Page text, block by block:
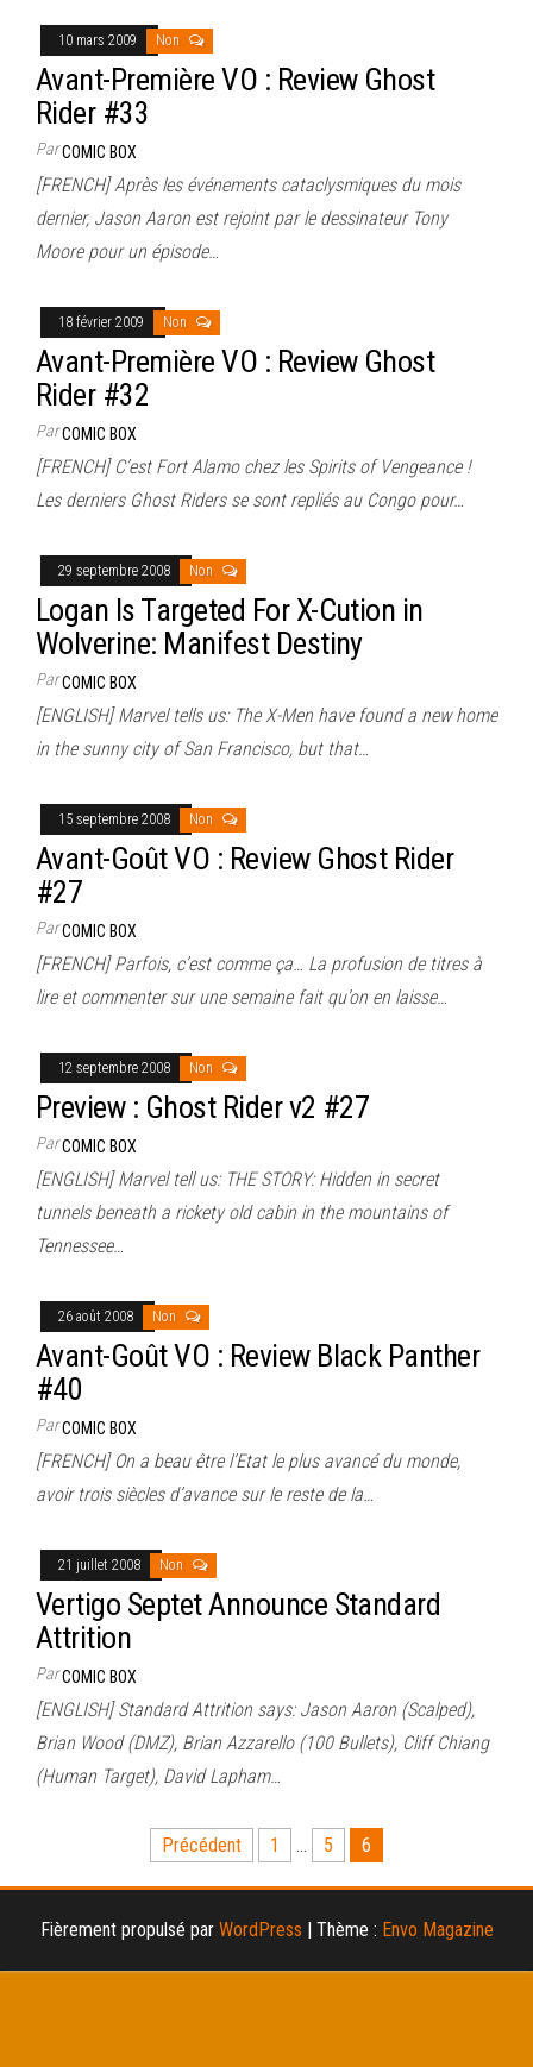
10 mars 2009 Non
Avant-Première VO : Review Ghost
Rider #33
ParCOMIC BOX
[FRENCH] Après les événements cataclysmiques du mois
dernier, Jason Aaron est rejoint par le dessinateur Tony
Moore pour un épisode…
18 février 2009 Non
Avant-Première VO : Review Ghost
Rider #32
ParCOMIC BOX
[FRENCH] C’est Fort Alamo chez les Spirits of Vengeance !
Les derniers Ghost Riders se sont repliés au Congo pour…
29 septembre 2008 Non
Logan Is Targeted For X-Cution in
Wolverine: Manifest Destiny
ParCOMIC BOX
[ENGLISH] Marvel tells us: The X-Men have found a new home
in the sunny city of San Francisco, but that…
15 septembre 2008 Non
Avant-Goût VO : Review Ghost Rider
#27
ParCOMIC BOX
[FRENCH] Parfois, c’est comme ça… La profusion de titres à
lire et commenter sur une semaine fait qu’on en laisse…
12 septembre 2008 Non
Preview : Ghost Rider v2 #27
ParCOMIC BOX
[ENGLISH] Marvel tell us: THE STORY: Hidden in secret
tunnels beneath a rickety old cabin in the mountains of
Tennessee…
26 août 2008 Non
Avant-Goût VO : Review Black Panther
#40
ParCOMIC BOX
[FRENCH] On a beau être l’Etat le plus avancé du monde,
avoir trois siècles d’avance sur le reste de la…
21 juillet 2008 Non
Vertigo Septet Announce Standard
Attrition
ParCOMIC BOX
[ENGLISH] Standard Attrition says: Jason Aaron (Scalped),
Brian Wood (DMZ), Brian Azzarello (100 Bullets), Cliff Chiang
(Human Target), David Lapham…
Pagination
des
publications
Précédent 1 … 5 6
Fièrement propulsé par WordPress | Thème : Envo Magazine